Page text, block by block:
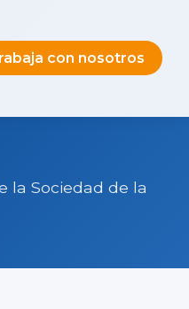
con nosotros
la Sociedad de la